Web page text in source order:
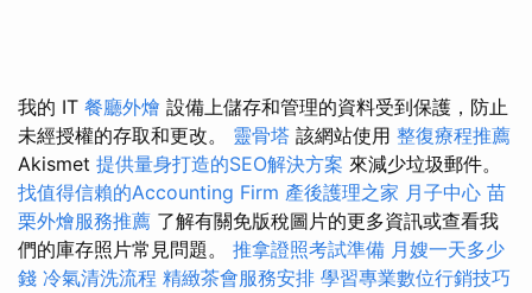
我的 IT 餐廳外燴 設備上儲存和管理的資料受到保護，防止
未經授權的存取和更改。 靈骨塔 該網站使用 整復療程推薦
Akismet 提供量身打造的SEO解決方案 來減少垃圾郵件。
找值得信賴的Accounting Firm 產後護理之家 月子中心 苗
栗外燴服務推薦 了解有關免版稅圖片的更多資訊或查看我
們的庫存照片常見問題。 推拿證照考試準備 月嫂一天多少
錢 冷氣清洗流程 精緻茶會服務安排 學習專業數位行銷技巧